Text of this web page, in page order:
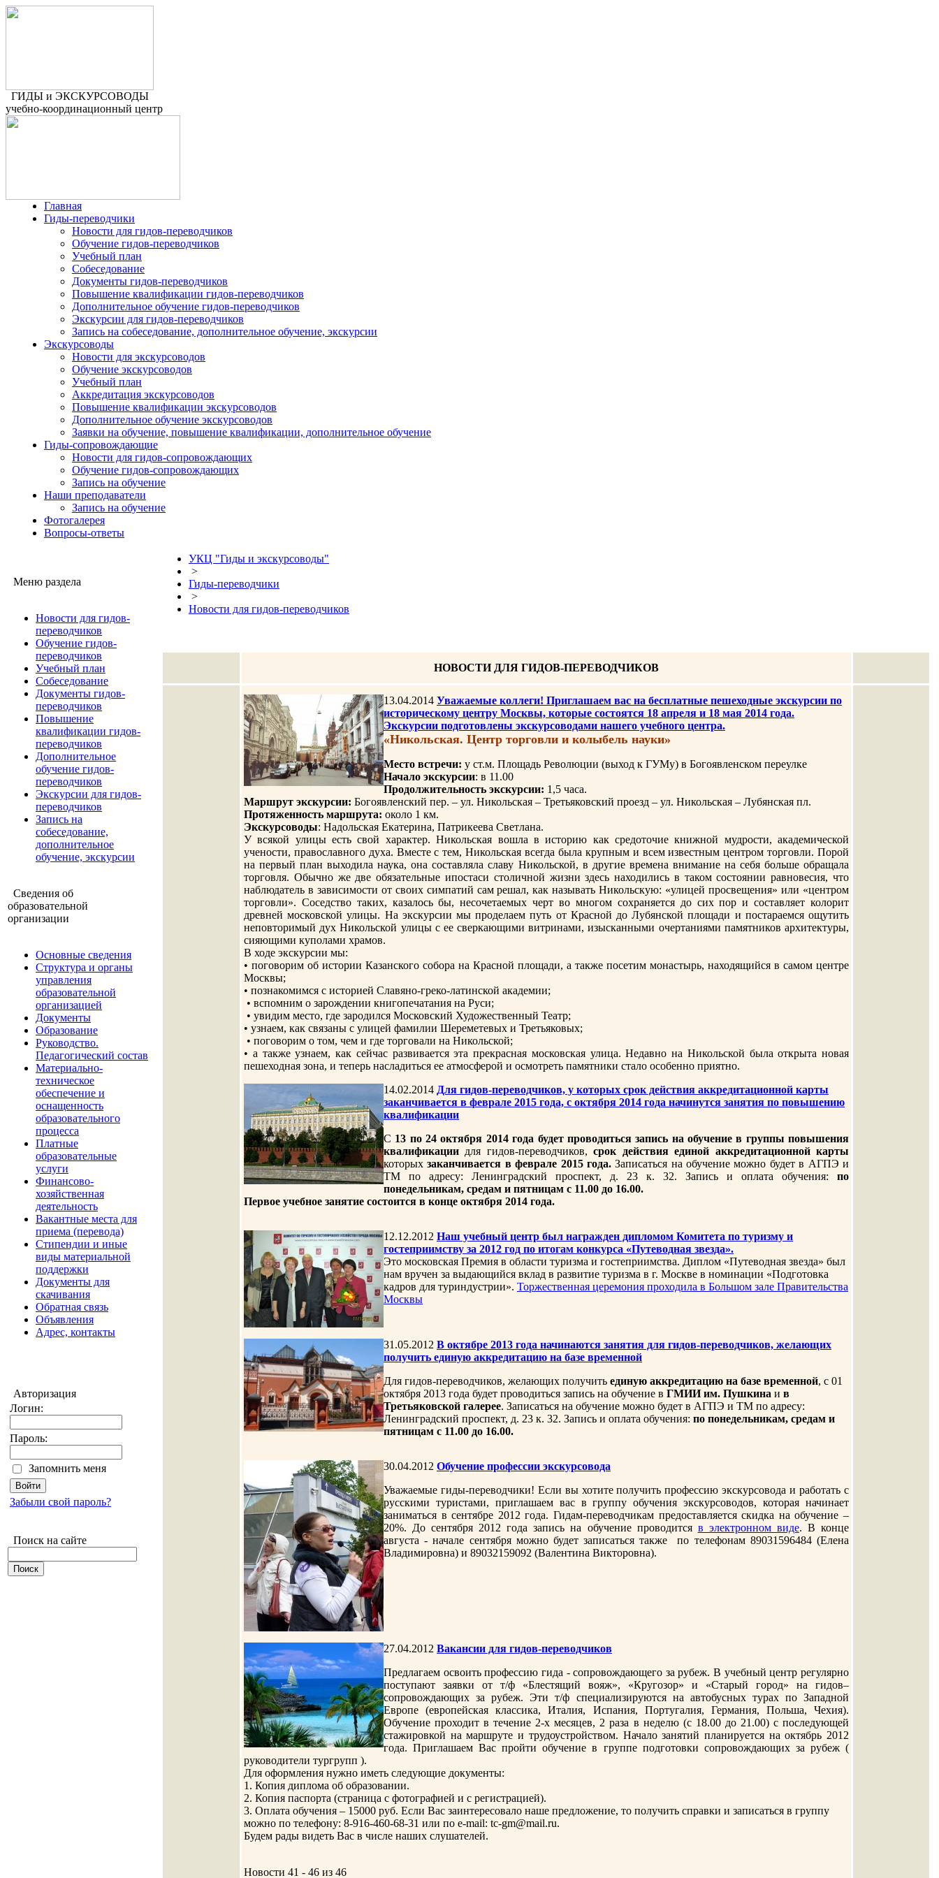
ГИДЫ и ЭКСКУРСОВОДЫ
учебно-координационный центр
Главная
Гиды-переводчики
Новости для гидов-переводчиков
Обучение гидов-переводчиков
Учебный план
Собеседование
Документы гидов-переводчиков
Повышение квалификации гидов-переводчиков
Дополнительное обучение гидов-переводчиков
Экскурсии для гидов-переводчиков
Запись на собеседование, дополнительное обучение, экскурсии
Экскурсоводы
Новости для экскурсоводов
Обучение экскурсоводов
Учебный план
Аккредитация экскурсоводов
Повышение квалификации экскурсоводов
Дополнительное обучение экскурсоводов
Заявки на обучение, повышение квалификации, дополнительное обучение
Гиды-сопровождающие
Новости для гидов-сопровождающих
Обучение гидов-сопровождающих
Запись на обучение
Наши преподаватели
Запись на обучение
Фотогалерея
Вопросы-ответы
Меню раздела
Новости для гидов-
переводчиков
Обучение гидов-
переводчиков
Учебный план
Собеседование
Документы гидов-
переводчиков
Повышение
квалификации гидов-
переводчиков
Дополнительное
обучение гидов-
переводчиков
Экскурсии для гидов-
переводчиков
Запись на
собеседование,
дополнительное
обучение, экскурсии
Сведения об
образовательной
организации
Основные сведения
Структура и органы
управления
образовательной
организацией
Документы
Образование
Руководство.
Педагогический состав
Материально-
техническое
обеспечение и
оснащенность
образовательного
процесса
Платные
образовательные
услуги
Финансово-
хозяйственная
деятельность
Вакантные места для
приема (перевода)
Стипендии и иные
виды материальной
поддержки
Документы для
скачивания
Обратная связь
Объявления
Адрес, контакты
Авторизация
Логин:
Пароль:
Запомнить меня
Забыли свой пароль?
Поиск на сайте
УКЦ "Гиды и экскурсоводы"
>
Гиды-переводчики
>
Новости для гидов-переводчиков
НОВОСТИ ДЛЯ ГИДОВ-ПЕРЕВОДЧИКОВ
13.04.2014 Уважаемые коллеги! Приглашаем вас на бесплатные пешеходные экскурсии по
историческому центру Москвы, которые состоятся 18 апреля и 18 мая 2014 года.
Экскурсии подготовлены экскурсоводами нашего учебного центра.
«Никольская. Центр торговли и колыбель науки»
Место встречи: у ст.м. Площадь Революции (выход к ГУМу) в Богоявленском переулке
Начало экскурсии: в 11.00
Продолжительность экскурсии: 1,5 часа.
Маршрут экскурсии: Богоявленский пер. – ул. Никольская – Третьяковский проезд – ул. Никольская – Лубянская пл.
Протяженность маршрута: около 1 км.
Экскурсоводы: Надольская Екатерина, Патрикеева Светлана.
У всякой улицы есть свой характер. Никольская вошла в историю как средоточие книжной мудрости, академической
учености, православного духа. Вместе с тем, Никольская всегда была крупным и всем известным центром торговли. Порой
на первый план выходила наука, она составляла славу Никольской, в другие времена внимание на себя больше обращала
торговля. Обычно же две обязательные ипостаси столичной жизни здесь находились в таком состоянии равновесия, что
наблюдатель в зависимости от своих симпатий сам решал, как называть Никольскую: «улицей просвещения» или «центром
торговли». Соседство таких, казалось бы, несочетаемых черт во многом сохраняется до сих пор и составляет колорит
древней московской улицы. На экскурсии мы проделаем путь от Красной до Лубянской площади и постараемся ощутить
неповторимый дух Никольской улицы с ее сверкающими витринами, изысканными очертаниями памятников архитектуры,
сияющими куполами храмов.
В ходе экскурсии мы:
• поговорим об истории Казанского собора на Красной площади, а также посетим монастырь, находящийся в самом центре
Москвы;
• познакомимся с историей Славяно-греко-латинской академии;
• вспомним о зарождении книгопечатания на Руси;
• увидим место, где зародился Московский Художественный Театр;
• узнаем, как связаны с улицей фамилии Шереметевых и Третьяковых;
• поговорим о том, чем и где торговали на Никольской;
• а также узнаем, как сейчас развивается эта прекрасная московская улица. Недавно на Никольской была открыта новая
пешеходная зона, и теперь насладиться ее атмосферой и осмотреть памятники стало особенно приятно.
14.02.2014 Для гидов-переводчиков, у которых срок действия аккредитационной карты
заканчивается в феврале 2015 года, с октября 2014 года начинутся занятия по повышению
квалификации
С 13 по 24 октября 2014 года будет проводиться запись на обучение в группы повышения
квалификации для гидов-переводчиков,срок действия единой аккредитационной карты
которых заканчивается в феврале 2015 года.Записаться на обучение можно будет в АГПЭ и
ТМ по адресу: Ленинградский проспект, д. 23 к. 32. Запись и оплата обучения: по
понедельникам, средам и пятницам с 11.00 до 16.00.
Первое учебное занятие состоится в конце октября 2014 года.
12.12.2012 Наш учебный центр был награжден дипломом Комитета по туризму и
гостеприимству за 2012 год по итогам конкурса «Путеводная звезда».
Это московская Премия в области туризма и гостеприимства. Диплом «Путеводная звезда» был
нам вручен за выдающийся вклад в развитие туризма в г. Москве в номинации «Подготовка
кадров для туриндустрии». Торжественная церемония проходила в Большом зале Правительства
Москвы
31.05.2012 В октябре 2013 года начинаются занятия для гидов-переводчиков, желающих
получить единую аккредитацию на базе временной
Для гидов-переводчиков, желающих получить единую аккредитацию на базе временной, с 01
октября 2013 года будет проводиться запись на обучение в ГМИИ им. Пушкина и в
Третьяковской галерее. Записаться на обучение можно будет в АГПЭ и ТМ по адресу:
Ленинградский проспект, д. 23 к. 32. Запись и оплата обучения: по понедельникам, средам и
пятницам с 11.00 до 16.00.
30.04.2012 Обучение профессии экскурсовода
Уважаемые гиды-переводчики! Если вы хотите получить профессию экскурсовода и работать с
русскими туристами, приглашаем вас в группу обучения экскурсоводов, которая начинает
заниматься в сентябре 2012 года. Гидам-переводчикам предоставляется скидка на обучение –
20%. До сентября 2012 года запись на обучение проводится в электронном виде. В конце
августа - начале сентября можно будет записаться также по телефонам 89031596484 (Елена
Владимировна) и 89032159092 (Валентина Викторовна).
27.04.2012 Вакансии для гидов-переводчиков
Предлагаем освоить профессию гида - сопровождающего за рубеж. В учебный центр регулярно
поступают заявки от т/ф «Блестящий вояж», «Кругозор» и «Старый город» на гидов–
сопровождающих за рубеж. Эти т/ф специализируются на автобусных турах по Западной
Европе (европейская классика, Италия, Испания, Португалия, Германия, Польша, Чехия).
Обучение проходит в течение 2-х месяцев, 2 раза в неделю (с 18.00 до 21.00) с последующей
стажировкой на маршруте и трудоустройством. Начало занятий планируется на октябрь 2012
года. Приглашаем Вас пройти обучение в группе подготовки сопровождающих за рубеж (
руководители тургрупп ).
Для оформления нужно иметь следующие документы:
1. Копия диплома об образовании.
2. Копия паспорта (страница с фотографией и с регистрацией).
3. Оплата обучения – 15000 руб. Если Вас заинтересовало наше предложение, то получить справки и записаться в группу
можно по телефону: 8-916-460-68-31 или по e-mail: tc-gm@mail.ru.
Будем рады видеть Вас в числе наших слушателей.
Новости 41 - 46 из 46